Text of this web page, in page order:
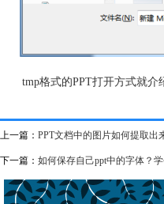
tmp格式的PPT打开方式就介
上一篇： PPT文档中的图片如何提取出
下一篇： 如何保存自己ppt中的字体？